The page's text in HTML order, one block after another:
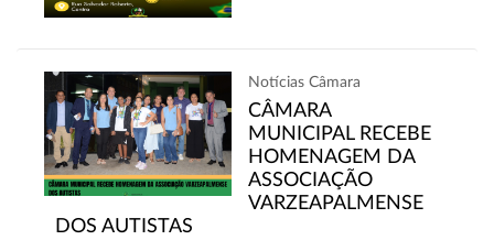
Notícias Câmara
CÂMARA
MUNICIPAL RECEBE
HOMENAGEM DA
ASSOCIAÇÃO
VARZEAPALMENSE
DOS AUTISTAS